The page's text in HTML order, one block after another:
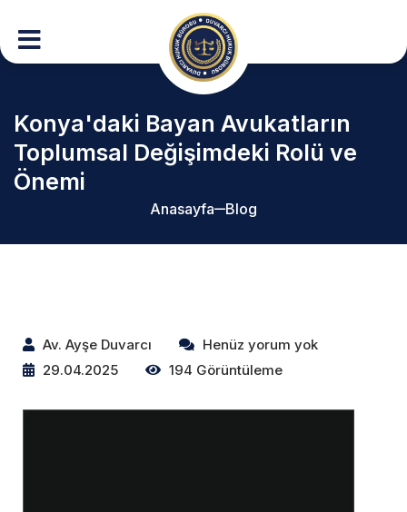
Konya'daki Bayan Avukatların
Toplumsal Değişimdeki Rolü ve
Önemi
Anasayfa Blog
Av. Ayşe Duvarcı
Henüz yorum yok
29.04.2025
194 Görüntüleme